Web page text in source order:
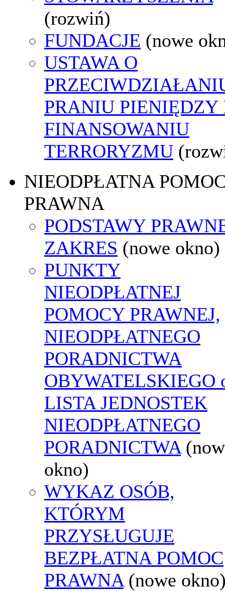
(rozwiń)
FUNDACJE (nowe
USTAWA O
PRANIU PIENIĘDZY
FINANSOWANIU
TERRORYZMU
NIEODPŁATNA
PRAWNA
PODSTAWY
ZAKRES (nowe okno)
PUNKTY
NIEODPŁATNEJ
POMOCY PRAWNEJ,
NIEODPŁATNEGO
PORADNICTWA
OBYWATELSKIEGO
LISTA JEDNOSTEK
NIEODPŁATNEGO
PORADNICTWA
okno)
WYKAZ OSÓB,
KTÓRYM
PRZYSŁUGUJE
BEZPŁATNA POMOC
PRAWNA (nowe